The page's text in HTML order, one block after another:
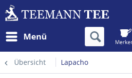
Menü
Übersicht Lapacho